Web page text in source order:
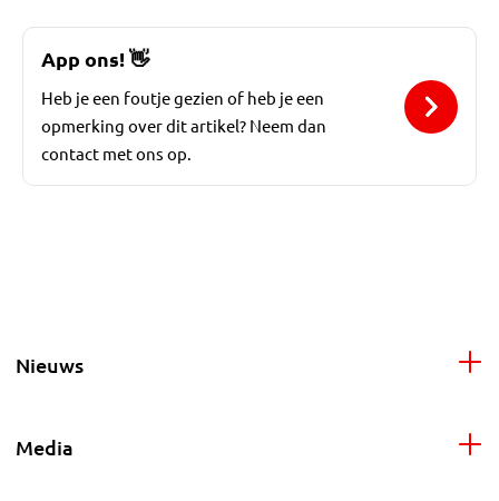
App ons!👋
Heb je een foutje gezien of heb je een
opmerking over dit artikel? Neem dan
contact met ons op.
Nieuws
Media